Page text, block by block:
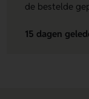
de bestelde
15 dagen